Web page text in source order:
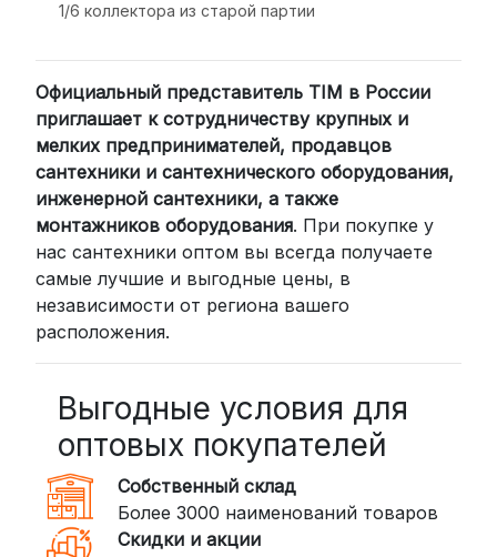
компании (СДЭК, BoxBerry, DPD)
Для клиентов из других регионов
России мы сотрудничаем с
проверенными транспортными
компаниями:
СДЭК: Выбирайте доставку до
пункта выдачи (от 2 дней) или
курьером до двери (от 3 дней).
Стоимость начинается от300
рублей
пунктов выдачи или курьером.
Сроки — от 2 дней, стоимость — от
350 рублей
DPD: Международная служба
доставки, которая работает и
внутри России. Сроки — от 2 дней,
1/6 коллектора из старой партии
Официальный представитель TIM в России
приглашает к сотрудничеству крупных и
мелких предпринимателей, продавцов
сантехники и сантехнического оборудования,
инженерной сантехники, а также
монтажников оборудования. При покупке у
нас сантехники оптом вы всегда получаете
самые лучшие и выгодные цены, в
независимости от региона вашего
расположения.
Выгодные условия для
оптовых покупателей
Собственный склад
Более 3000 наименований товаров
Скидки и акции